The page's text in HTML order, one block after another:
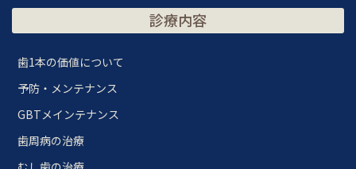
診療内容
歯1本の価値について
予防・メンテナンス
GBTメインテナンス
歯周病の治療